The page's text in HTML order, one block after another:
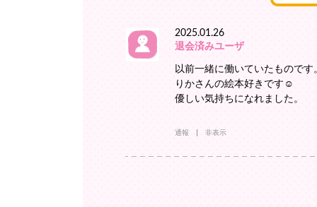
2025.01.26
退会済みユーザ
以前一緒に働いていたものです
りかさんの絵本好きです☺︎
優しい気持ちになれました。
通報 非表示